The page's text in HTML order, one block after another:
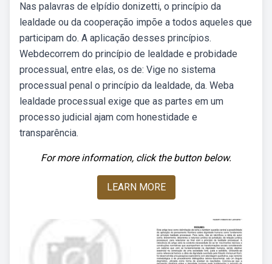
Nas palavras de elpídio donizetti, o princípio da
lealdade ou da cooperação impõe a todos aqueles que
participam do. A aplicação desses princípios.
Webdecorrem do princípio de lealdade e probidade
processual, entre elas, os de: Vige no sistema
processual penal o princípio da lealdade, da. Weba
lealdade processual exige que as partes em um
processo judicial ajam com honestidade e
transparência.
For more information, click the button below.
LEARN MORE